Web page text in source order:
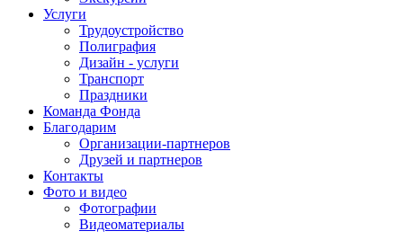
Услуги
Трудоустройство
Полиграфия
Дизайн - услуги
Транспорт
Праздники
Команда Фонда
Благодарим
Организации-партнеров
Друзей и партнеров
Контакты
Фото и видео
Фотографии
Видеоматериалы